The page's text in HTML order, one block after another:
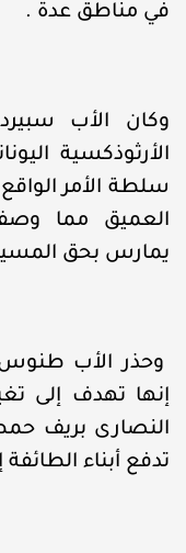
في مناطق عدة .
وكان الأب
الأرثوذكسية
سلطة الأمر
العميق مما
يمارس بحق
وحذر الأب
إنها تهدف إلى
النصارى بريف
تدفع أبناء